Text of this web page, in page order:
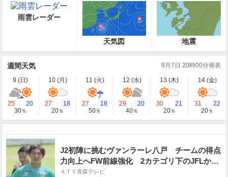
雨雲レーダー
天気図 地震
週間天気 8月7日 20時00分発表
9 (日 ) 10 (月 ) 11 (火) 12 (水) 13 (木) 14 (金)
25
20
30％
27
18
20％
27
18
50％
29
20
40％
30
21
20％
31
22
20％
J2初陣に挑むヴァンラーレ八戸 チームの得点
力向上へFW前線強化 2カテゴリ下のJFLから
飛び級移籍したFW岡健太が憧れのJの舞台でプ
ＡＴＶ青森テレビ